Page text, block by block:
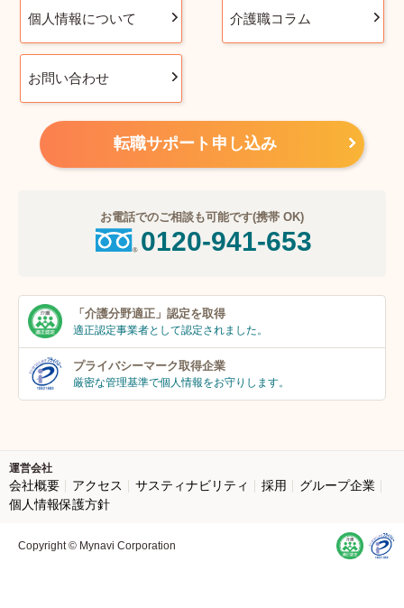
個人情報について 介護職コラム
お問い合わせ
転職サポート申し込み
お電話でのご相談も可能です(携帯 OK)
0120-941-653
「介護分野適正」 認定を取得
適正認定事業者として認定されました。
プライバシーマーク取得企業
厳密な管理基準で個人情報をお守りします。
運営会社
会社概要 アクセス サスティナビリティ 採用
グループ企業
個人情報保護方針
Copyright © Mynavi Corporation